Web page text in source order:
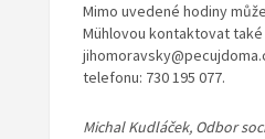
Mimo uvedené hodiny
Mühlovou kontaktovat také
telefonu: 730 195 077.
Michal Kudláček, Odbor